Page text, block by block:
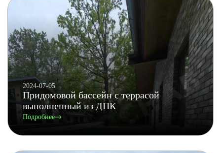
2024-07-05
Придомовой бассейн с террасой
выполненный из ДПК
Подробнее